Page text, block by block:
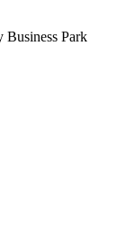
Business Park